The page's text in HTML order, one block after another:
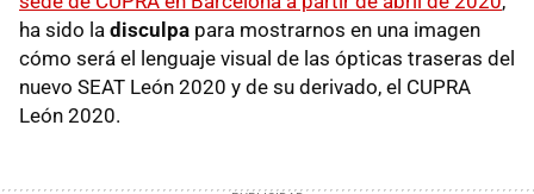
ha sido la disculpa para mostrarnos en una imagen
cómo será el lenguaje visual de las ópticas traseras del
nuevo SEAT León 2020 y de su derivado, el CUPRA
León 2020.